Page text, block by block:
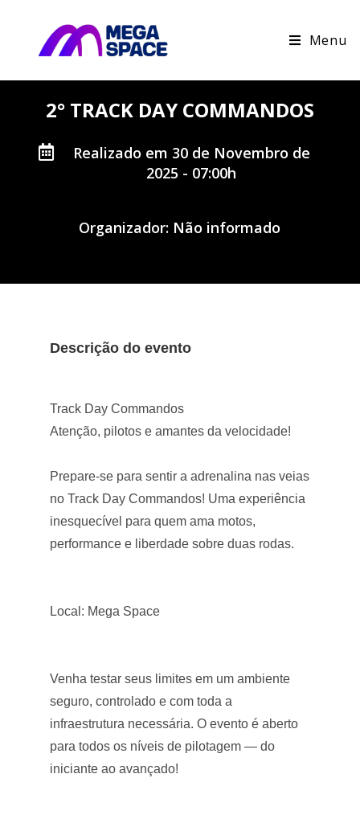
Menu
2° TRACK DAY COMMANDOS
Realizado em 30 de Novembro de
2025 - 07:00h
Organizador: Não informado
Descrição do evento
Track Day Commandos
Atenção, pilotos e amantes da velocidade!
Prepare-se para sentir a adrenalina nas veias
no Track Day Commandos! Uma experiência
inesquecível para quem ama motos,
performance e liberdade sobre duas rodas.
Local: Mega Space
Venha testar seus limites em um ambiente
seguro, controlado e com toda a
infraestrutura necessária. O evento é aberto
para todos os níveis de pilotagem — do
iniciante ao avançado!